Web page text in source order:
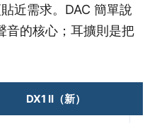
近需求。DAC 簡單說
音的核心；耳擴則是把
DX1 II（新）